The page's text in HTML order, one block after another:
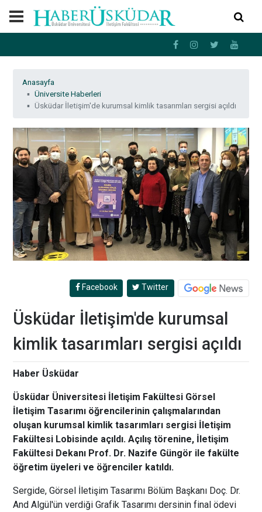
Anasayfa
Üniversite Haberleri
Üsküdar İletişim'de kurumsal kimlik tasarımları sergisi açıldı
Facebook Twitter
Üsküdar İletişim'de kurumsal
kimlik tasarımları sergisi açıldı
Haber Üsküdar
Üsküdar Üniversitesi İletişim Fakültesi Görsel
İletişim Tasarımı öğrencilerinin çalışmalarından
oluşan kurumsal kimlik tasarımları sergisi İletişim
Fakültesi Lobisinde açıldı. Açılış törenine, İletişim
Fakültesi Dekanı Prof. Dr. Nazife Güngör ile fakülte
öğretim üyeleri ve öğrenciler katıldı.
Sergide, Görsel İletişim Tasarımı Bölüm Başkanı Doç. Dr.
And Algül'ün verdiği Grafik Tasarımı dersinin final ödevi